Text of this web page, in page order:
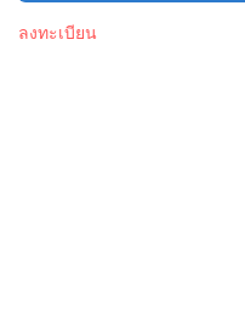
ลงทะเบียน